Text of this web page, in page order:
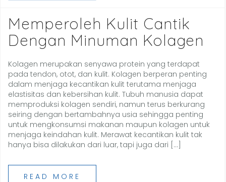
Memperoleh Kulit Cantik
Dengan Minuman Kolagen
Kolagen merupakan senyawa protein yang terdapat
pada tendon, otot, dan kulit. Kolagen berperan penting
dalam menjaga kecantikan kulit terutama menjaga
elastisitas dan kebersihan kulit. Tubuh manusia dapat
memproduksi kolagen sendiri, namun terus berkurang
seiring dengan bertambahnya usia sehingga penting
untuk mengkonsumsi makanan maupun kolagen untuk
menjaga keindahan kulit. Merawat kecantikan kulit tak
hanya bisa dilakukan dari luar, tapi juga dari […]
READ MORE